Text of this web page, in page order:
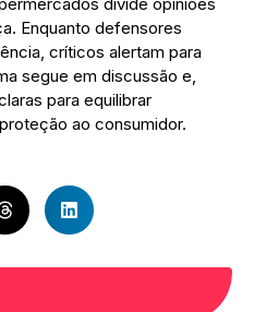
divide opiniões
Enquanto defensores
críticos alertam para
segue em discussão e,
para equilibrar
ao consumidor.